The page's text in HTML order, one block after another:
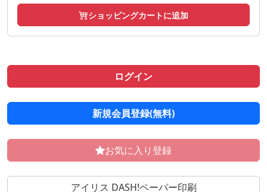
ショッピングカートに追加
ログイン
新規会員登録(無料)
お気に入り登録
アイリス DASH!ペーパー印刷